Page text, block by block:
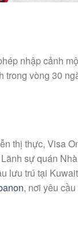
nhập cảnh
trong vòng 30
thị thực, Visa
sự quán
lưu trú tại
, nơi yêu